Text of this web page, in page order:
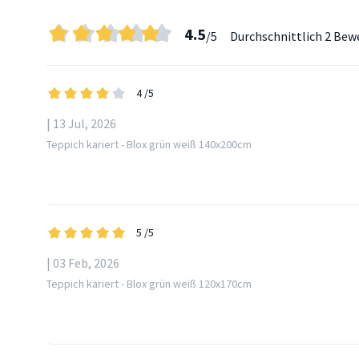
4.5/5 Durchschnittlich 2
4 /5
| 13 Jul, 2026
Teppich kariert - Blox grün weiß 140x200cm
5 /5
| 03 Feb, 2026
Teppich kariert - Blox grün weiß 120x170cm